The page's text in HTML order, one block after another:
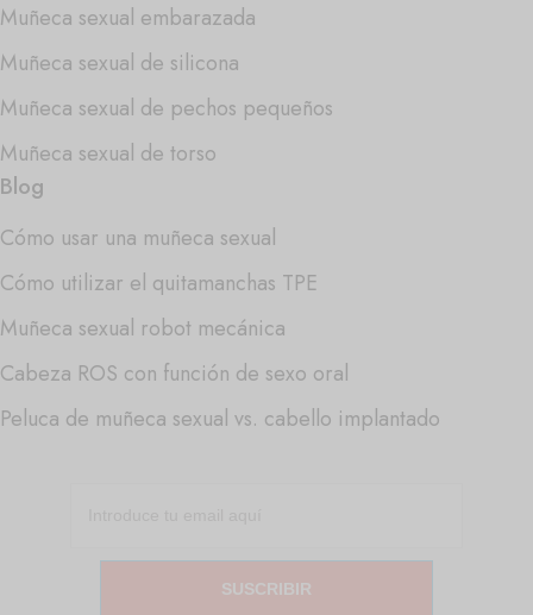
Muñeca sexual embarazada
Muñeca sexual de silicona
Muñeca sexual de pechos pequeños
Muñeca sexual de torso
Blog
Cómo usar una muñeca sexual
Cómo utilizar el quitamanchas TPE
Muñeca sexual robot mecánica
Cabeza ROS con función de sexo oral
Peluca de muñeca sexual vs. cabello implantado
SUSCRIBIR